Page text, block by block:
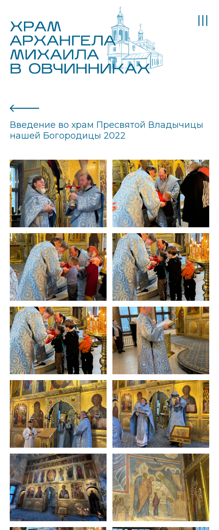
Введение во храм Пресвятой Владычицы
нашей Богородицы 2022